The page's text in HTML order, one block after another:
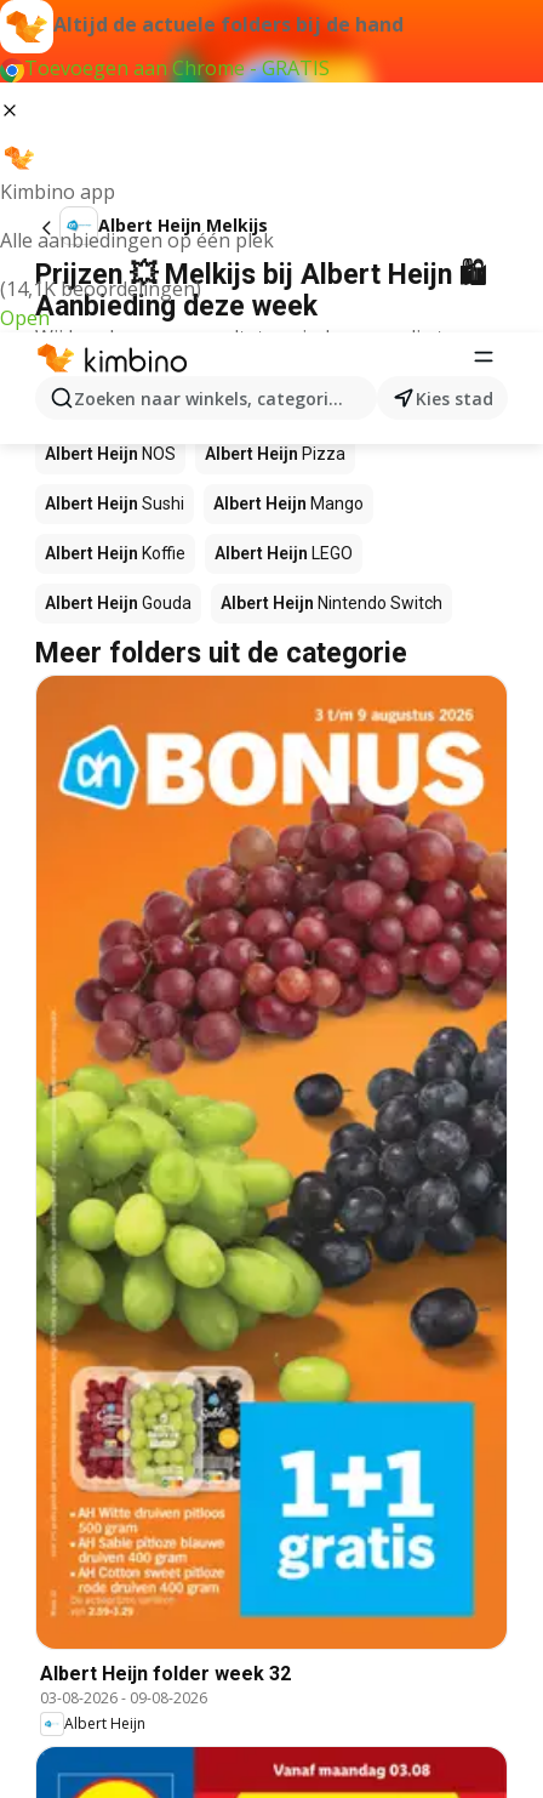
Altijd de actuele folders bij de hand
Toevoegen aan Chrome - GRATIS
Kimbino app
Alle aanbiedingen op één plek
(14,1K beoordelingen)
Open
Zoeken naar winkels, categorieën, producten...
Kies stad
Albert Heijn Melkijs
Prijzen 💥 Melkijs bij Albert Heijn 🛍️
Aanbieding deze week
Wij konden geen resultaten vinden voor die term.
Andere producten in winkels Albert
Heijn
Albert Heijn NOS Albert Heijn Pizza
Albert Heijn Sushi Albert Heijn Mango
Albert Heijn Koffie Albert Heijn LEGO
Albert Heijn Gouda Albert Heijn Nintendo Switch
Meer folders uit de categorie
Albert Heijn folder week 32
03-08-2026- 09-08-2026
Albert Heijn